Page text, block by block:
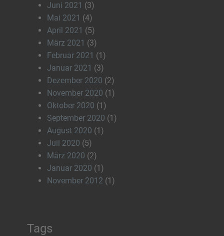
Juni 2021 (3)
Mai 2021 (4)
April 2021 (5)
März 2021 (3)
Februar 2021 (1)
Januar 2021 (3)
Dezember 2020 (2)
November 2020 (1)
Oktober 2020 (1)
September 2020 (1)
August 2020 (1)
Juli 2020 (5)
März 2020 (2)
Januar 2020 (1)
November 2012 (1)
Tags